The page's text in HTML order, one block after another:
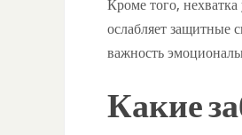
Кроме того,
ослабляет защитные
важность
Какие